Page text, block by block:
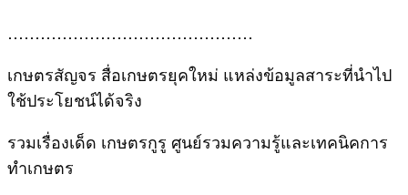
………………………………………
เกษตรสัญจร สื่อเกษตรยุคใหม่ แหล่งข้อมูลสาระที่นำไป
ใช้ประโยชน์ได้จริง
รวมเรื่องเด็ด เกษตรกูรู ศูนย์รวมความรู้และเทคนิคการ
ทำเกษตร